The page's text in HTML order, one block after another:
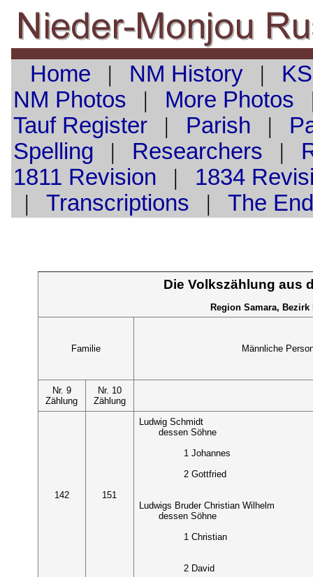
Home | NM History|
NM Photos | More Photos
TaufRegister| Parish |
Spelling | Researchers |
1811 Revision | 1834
| Transcriptions | The End
Die Volkszählung aus
Region Samara,
Familie Männliche
Nr. 9
Zählung
Nr. 10
Zählung
142 151
Ludwig Schmidt
dessen Söhne
1 Johannes
2 Gottfried
Ludwigs Bruder Christian Wilhelm
dessen Söhne
1 Christian
2 David